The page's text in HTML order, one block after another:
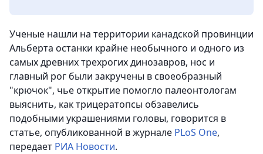
Ученые нашли на территории канадской провинции
Альберта останки крайне необычного и одного из
самых древних трехрогих динозавров, нос и
главный рог были закручены в своеобразный
"крючок", чье открытие помогло палеонтологам
выяснить, как трицератопсы обзавелись
подобными украшениями головы, говорится в
статье, опубликованной в журнале PLoS One,
передает РИА Новости.